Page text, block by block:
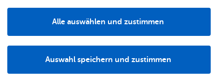
on er­stellt oder schnellst­mög­lich durch eine sol­che
er­setzt. Nicht bar­rie­re­freie pdf-Da­tei­en wer­den mög­
Un­ter­ti­tel von Vi­de­os und Li­vestreams:
Auswahl speichern und zustimmen
Alle auswählen und zustimmen